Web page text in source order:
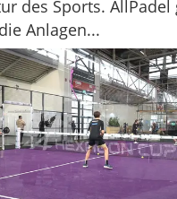
des Sports. AllPadel
Anlagen...